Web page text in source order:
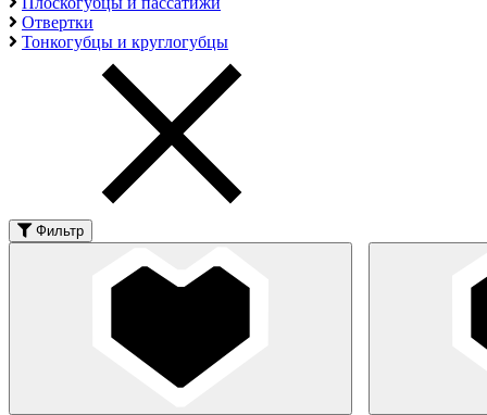
Отвертки
Тонкогубцы и круглогубцы
Фильтр